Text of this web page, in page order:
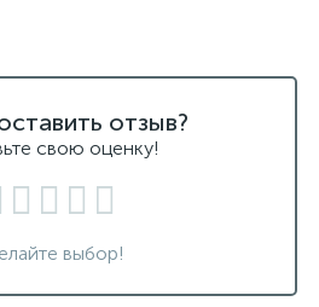
отзыв?
свою оценку!
выбор!